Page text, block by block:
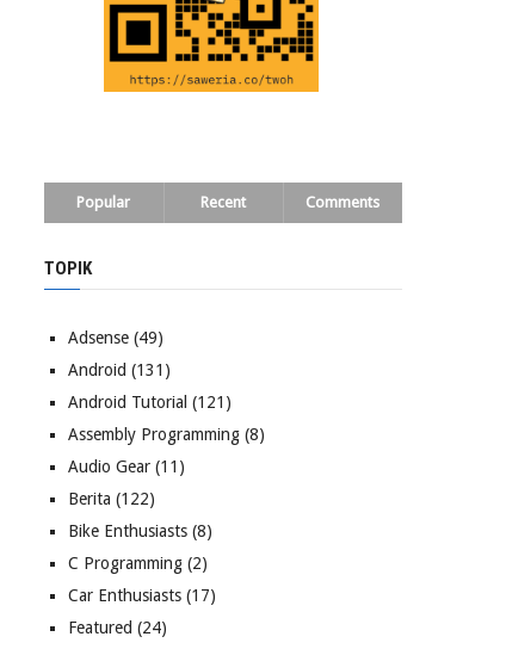
Popular Recent Comments
TOPIK
Adsense (49)
Android (131)
Android Tutorial (121)
Assembly Programming (8)
Audio Gear (11)
Berita (122)
Bike Enthusiasts (8)
C Programming (2)
Car Enthusiasts (17)
Featured (24)